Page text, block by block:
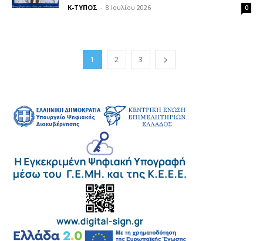
Κ-ΤΥΠΟΣ - 8 Ιουλίου 2026 0
1 2 3